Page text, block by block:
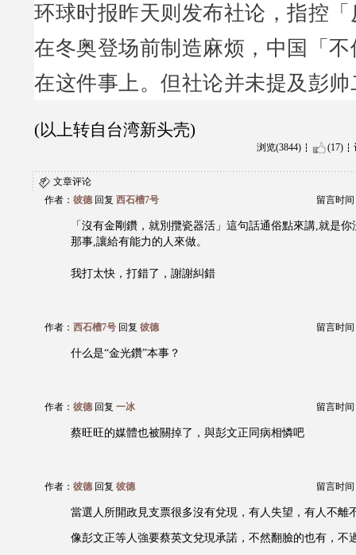
环球时报昨天则发布社论，指控
在冬奥登场前制造麻烦，中国「
在这件事上。但社论并未提及彭帅
(以上转自台湾新头壳)
浏览(3844) (17)
文章评论
作者： 彼德回复 西石槽7号 留言时间
「沒有金剛鑽，就別攬瓷器活」這句話通俗點來講,就是
那事,讓給有能力的人來做。
我打太快，打錯了，謝謝糾錯
作者： 西石槽7号 回复 彼德 留言时间
什么是“金光鑽”本事？
作者： 彼德回复 一冰 留言时间
蔡旺旺的媒體也被關掉了，與彭文正同病相憐吧
作者： 彼德回复 彼德 留言时间
當選人所開政見支票很多沒有兌現，有人失望，有人不離
像彭文正等人強要蔡英文兌現承諾，不然翻臉的也有，不